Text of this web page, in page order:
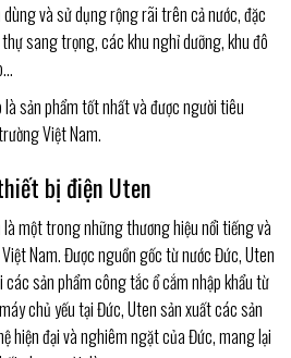
và sử dụng rộng rãi trên cả nước, đặc
sang trọng, các khu nghỉ dưỡng, khu đô
sản phẩm tốt nhất và được người tiêu
Việt Nam.
bị điện Uten
một trong những thương hiệu nổi tiếng và
Nam. Được nguồn gốc từ nước Đức, Uten
sản phẩm công tắc ổ cắm nhập khẩu từ
chủ yếu tại Đức, Uten sản xuất các sản
hiện đại và nghiêm ngặt của Đức, mang lại